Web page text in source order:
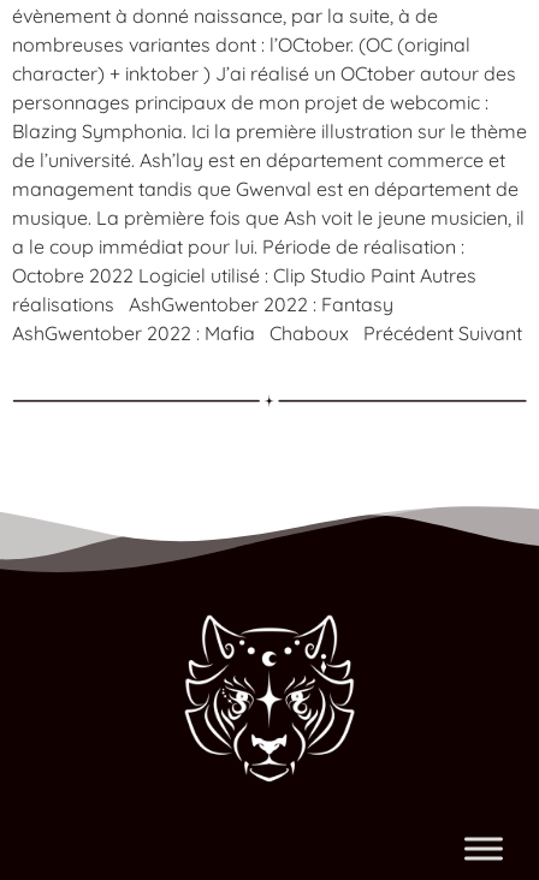
évènement à donné naissance, par la suite, à de
nombreuses variantes dont : l’OCtober. (OC (original
character) + inktober ) J’ai réalisé un OCtober autour des
personnages principaux de mon projet de webcomic :
Blazing Symphonia. Ici la première illustration sur le thème
de l’université. Ash’lay est en département commerce et
management tandis que Gwenval est en département de
musique. La prèmière fois que Ash voit le jeune musicien, il
a le coup immédiat pour lui. Période de réalisation :
Octobre 2022 Logiciel utilisé : Clip Studio Paint Autres
réalisations AshGwentober 2022 : Fantasy
AshGwentober 2022 : Mafia Chaboux Précédent Suivant